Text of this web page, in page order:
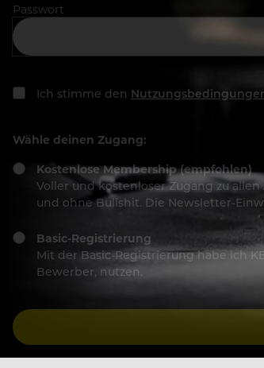
Passwort
Ich stimme den
Wähle deinen Zugang:
Kostenlose Membership (empfohlen)
Voller und kostenloser Zugang zu
und ohne Bullshit. Die Newsletter-
Basic-Registrierung
Mit der Basic-Registrierung habe ich
Bewerber, nutzen.